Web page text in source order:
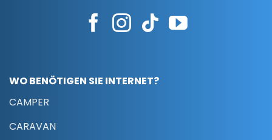
WO BENÖTIGEN SIE INTERNET?
CAMPER
CARAVAN